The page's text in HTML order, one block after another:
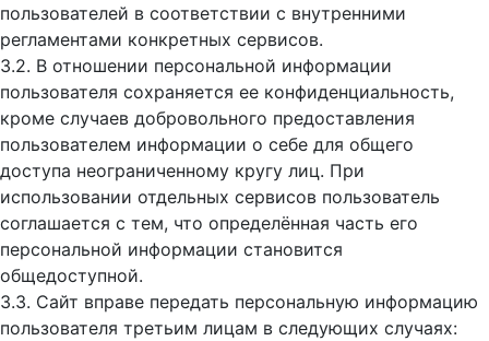
пользователей в соответствии с внутренними
регламентами конкретных сервисов.
3.2. В отношении персональной информации
пользователя сохраняется ее конфиденциальность,
кроме случаев добровольного предоставления
пользователем информации о себе для общего
доступа неограниченному кругу лиц. При
использовании отдельных сервисов пользователь
соглашается с тем, что определённая часть его
персональной информации становится
общедоступной.
3.3. Сайт вправе передать персональную информацию
пользователя третьим лицам в следующих случаях: